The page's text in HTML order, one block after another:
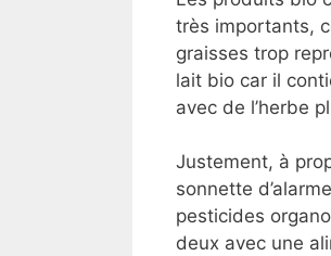
très importants,
graisses trop
lait bio car il
avec de l’herbe
Justement, à
sonnette
pesticides
deux avec une